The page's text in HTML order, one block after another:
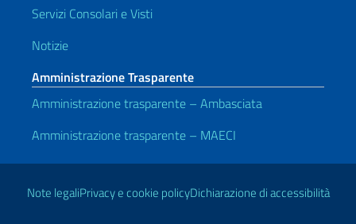
Servizi Consolari e Visti
Notizie
Amministrazione Trasparente
Amministrazione trasparente – Ambasciata
Amministrazione trasparente – MAECI
Link Utili
Note legaliPrivacy e cookie policyDichiarazione di accessibilità